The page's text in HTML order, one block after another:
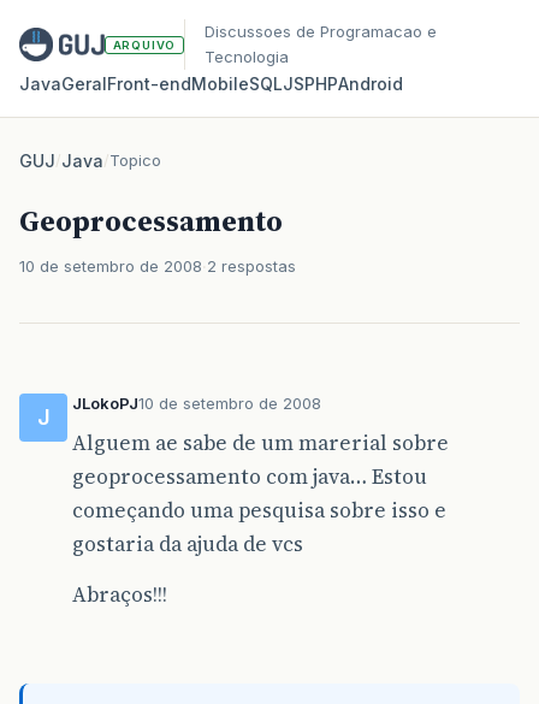
ARQUIVO
Discussoes de Programacao e
Tecnologia
JavaGeralFront‑endMobileSQLJSPHPAndroid
GUJ/Java/Topico
Geoprocessamento
10 de setembro de 2008 2 respostas
J
JLokoPJ10 de setembro de 2008
Alguem ae sabe de um marerial sobre
geoprocessamento com java… Estou
começando uma pesquisa sobre isso e
gostaria da ajuda de vcs
Abraços!!!